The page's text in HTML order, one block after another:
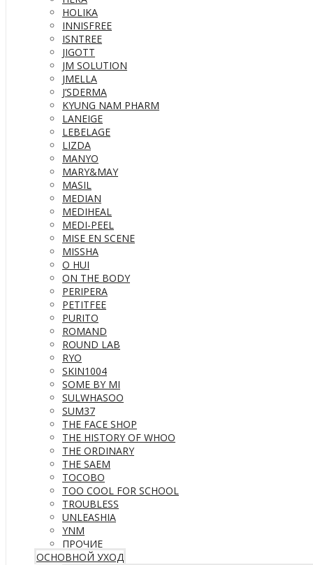
HOLIKA
INNISFREE
ISNTREE
JIGOTT
JM SOLUTION
JMELLA
J’SDERMA
KYUNG NAM PHARM
LANEIGE
LEBELAGE
LIZDA
MANYO
MARY&MAY
MASIL
MEDIAN
MEDIHEAL
MEDI-PEEL
MISE EN SCENE
MISSHA
O HUI
ON THE BODY
PERIPERA
PETITFEE
PURITO
ROMAND
ROUND LAB
RYO
SKIN1004
SOME BY MI
SULWHASOO
SUM37
THE FACE SHOP
THE HISTORY OF WHOO
THE ORDINARY
THE SAEM
TOCOBO
TOO COOL FOR SCHOOL
TROUBLESS
UNLEASHIA
YNM
ПРОЧИЕ
ОСНОВНОЙ УХОД